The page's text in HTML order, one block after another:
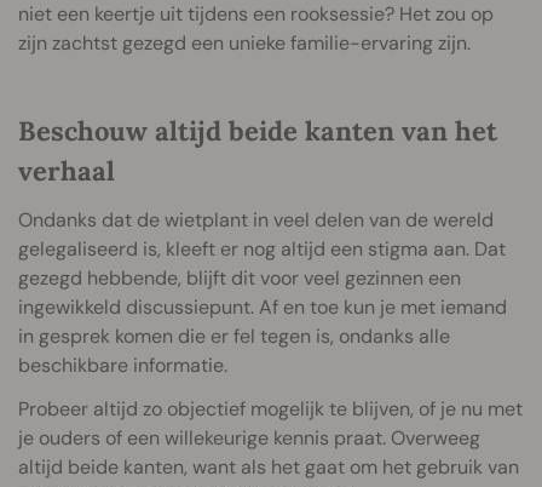
niet een keertje uit tijdens een rooksessie? Het zou op
zijn zachtst gezegd een unieke familie-ervaring zijn.
Beschouw altijd beide kanten van het
verhaal
Ondanks dat de wietplant in veel delen van de wereld
gelegaliseerd is, kleeft er nog altijd een stigma aan. Dat
gezegd hebbende, blijft dit voor veel gezinnen een
ingewikkeld discussiepunt. Af en toe kun je met iemand
in gesprek komen die er fel tegen is, ondanks alle
beschikbare informatie.
Probeer altijd zo objectief mogelijk te blijven, of je nu met
je ouders of een willekeurige kennis praat. Overweeg
altijd beide kanten, want als het gaat om het gebruik van